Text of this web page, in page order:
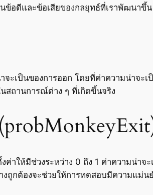
ข้อดีและข้อเสียของกลยุทธ์ที่เราพัฒนาขึ้น
จะเป็นของการออก โดยที่ค่าความน่าจะเ
สถานการณ์ต่าง ๆ ที่เกิดขึ้นจริง
ค่าให้มีช่วงระหว่าง 0 ถึง 1 ค่าความน่าจ
ถูกต้องจะช่วยให้การทดสอบมีความแม่น